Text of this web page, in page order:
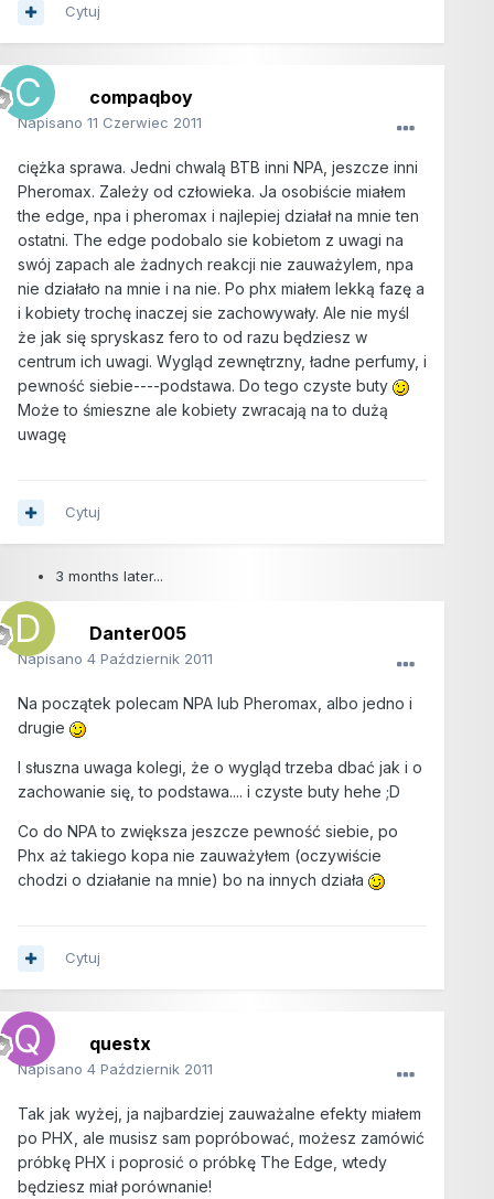
Cytuj
compaqboy
Napisano 11 Czerwiec 2011
ciężka sprawa. Jedni chwalą BTB inni NPA, jeszcze inni
Pheromax. Zależy od człowieka. Ja osobiście miałem
the edge, npa i pheromax i najlepiej działał na mnie ten
ostatni. The edge podobalo sie kobietom z uwagi na
swój zapach ale żadnych reakcji nie zauważylem, npa
nie działało na mnie i na nie. Po phx miałem lekką fazę a
i kobiety trochę inaczej sie zachowywały. Ale nie myśl
że jak się spryskasz fero to od razu będziesz w
centrum ich uwagi. Wygląd zewnętrzny, ładne perfumy, i
pewność siebie----podstawa. Do tego czyste buty
Może to śmieszne ale kobiety zwracają na to dużą
uwagę
Cytuj
3 months later...
Danter005
Napisano 4 Październik 2011
Na początek polecam NPA lub Pheromax, albo jedno i
drugie
I słuszna uwaga kolegi, że o wygląd trzeba dbać jak i o
zachowanie się, to podstawa.... i czyste buty hehe ;D
Co do NPA to zwiększa jeszcze pewność siebie, po
Phx aż takiego kopa nie zauważyłem (oczywiście
chodzi o działanie na mnie) bo na innych działa
Cytuj
questx
Napisano 4 Październik 2011
Tak jak wyżej, ja najbardziej zauważalne efekty miałem
po PHX, ale musisz sam popróbować, możesz zamówić
próbkę PHX i poprosić o próbkę The Edge, wtedy
będziesz miał porównanie!